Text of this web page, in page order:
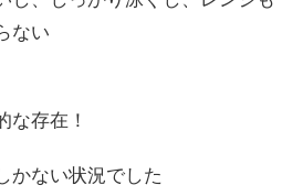
ない
な存在！
かない状況でした